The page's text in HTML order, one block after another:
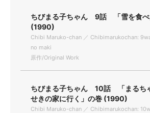
ちびまる子ちゃん 9話 「雪を食べ
(1990)
Chibi Maruko-chan ／ Chibimarukochan:
no maki
原作/Original Work
ちびまる子ちゃん 10話 「まるち
せきの家に行く」の巻 (1990)
Chibi Maruko-chan ／ Chibimarukochan: